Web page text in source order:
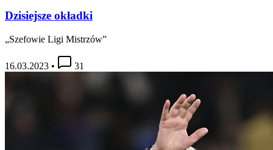
Dzisiejsze okładki
„Szefowie Ligi Mistrzów”
16.03.2023 • 31